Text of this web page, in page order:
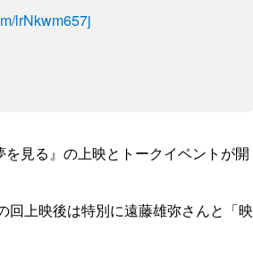
lrNkwm657j
見る』の上映とトークイベントが開
回上映後は特別に遠藤雄弥さんと「映